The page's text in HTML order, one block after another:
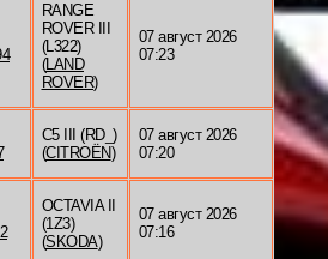
RANGE
ROVER III
(L322)
(LAND
ROVER)
07 август 2026
07:23
C5 III (RD_)
(CITROËN)
07 август 2026
07:20
OCTAVIA II
(1Z3)
(SKODA)
07 август 2026
07:16